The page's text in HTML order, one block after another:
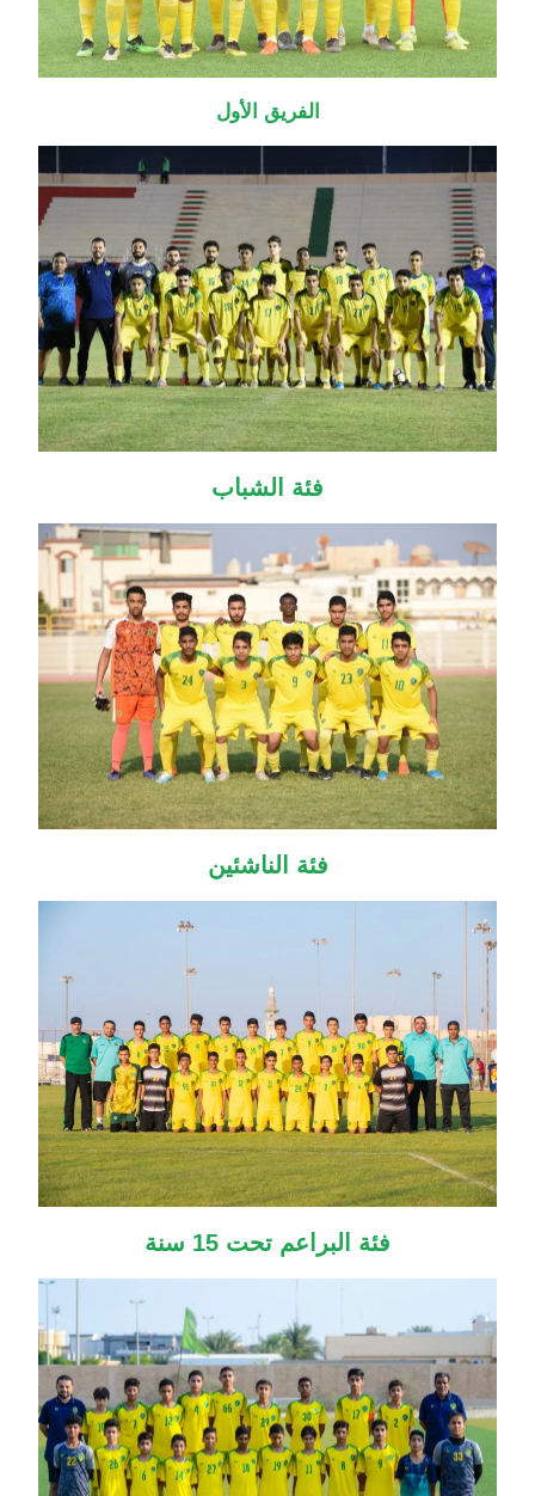
الفريق الأول
فئة الشباب
فئة الناشئين
فئة البراعم تحت 15 سنة